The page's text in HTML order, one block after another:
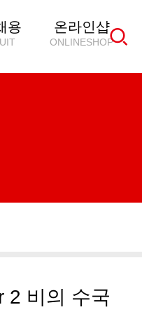
용 온라인샵
ONLINESHOP
2 비의 수국